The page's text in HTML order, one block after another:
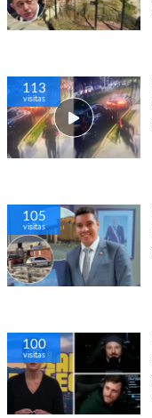
113
visitas
105
visitas
100
visitas